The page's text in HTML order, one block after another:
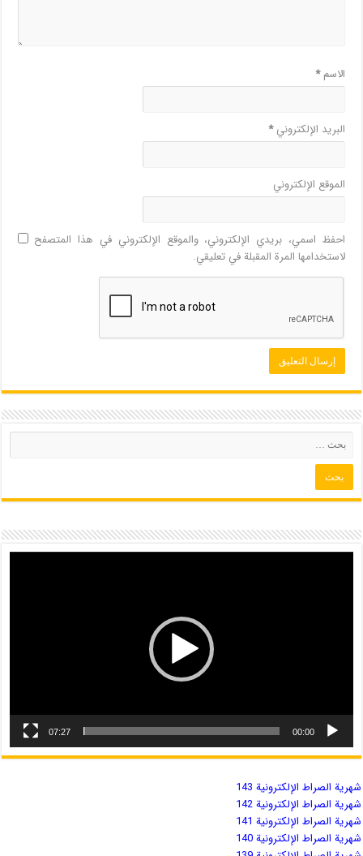
الاسم*
البريد الإلكتروني*
الموقع الإلكتروني
احفظ اسمي، بريدي الإلكتروني، والموقع الإلكتروني في هذا المتصفح
لاستخدامها المرة المقبلة في تعليقي.
00:00
07:27
شهریة الصراط الإلكترونية 143
شهریة الصراط الإلكترونية 142
شهریة الصراط الإلكترونية 141
شهریة الصراط الإلكترونية 140